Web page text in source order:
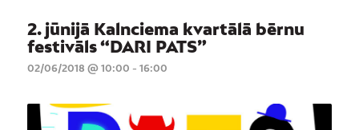
2. jūnijā Kalnciema kvartālā bērnu
festivāls “DARI PATS”
02/06/2018 @ 10:00 - 16:00